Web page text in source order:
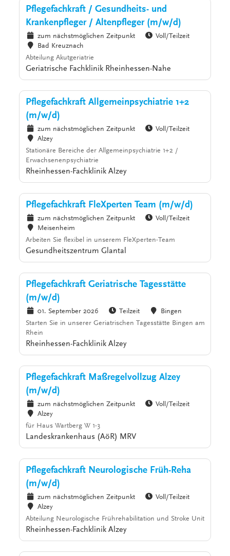
Pflegefachkraft / Gesundheits- und
Krankenpfleger / Altenpfleger (m/w/d)
zum nächstmöglichen Zeitpunkt
Voll/Teilzeit
Bad Kreuznach
Abteilung Akutgeriatrie
Geriatrische Fachklinik Rheinhessen-Nahe
Pflegefachkraft Allgemeinpsychiatrie 1+2
(m/w/d)
zum nächstmöglichen Zeitpunkt
Voll/Teilzeit
Alzey
Stationäre Bereiche der Allgemeinpsychiatrie 1+2 /
Erwachsenenpsychiatrie
Rheinhessen-Fachklinik Alzey
Pflegefachkraft FleXperten Team (m/w/d)
zum nächstmöglichen Zeitpunkt
Voll/Teilzeit
Meisenheim
Arbeiten Sie flexibel in unserem FleXperten-Team
Gesundheitszentrum Glantal
Pflegefachkraft Geriatrische Tagesstätte
(m/w/d)
01. September 2026 Teilzeit
Bingen
Starten Sie in unserer Geriatrischen Tagesstätte Bingen am
Rhein
Rheinhessen-Fachklinik Alzey
Pflegefachkraft Maßregelvollzug Alzey
(m/w/d)
zum nächstmöglichen Zeitpunkt
Voll/Teilzeit
Alzey
für Haus Wartberg W 1-3
Landeskrankenhaus (AöR) MRV
Pflegefachkraft Neurologische Früh-Reha
(m/w/d)
zum nächstmöglichen Zeitpunkt
Voll/Teilzeit
Alzey
Abteilung Neurologische Frührehabilitation und Stroke Unit
Rheinhessen-Fachklinik Alzey